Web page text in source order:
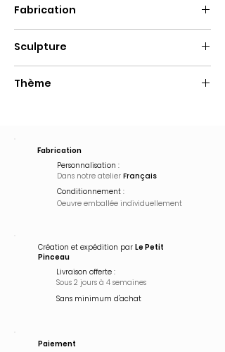
Mini Mini baril :
Fabrication
Sculpture
Thème
Fabrication
Personnalisation :
Dans notre atelier Français
Conditionnement :
Oeuvre emballée individuellement
Création et expédition par Le Petit
Pinceau
Livraison offerte :
Sous 2 jours à 4 semaines
Sans minimum d'achat
Paiement